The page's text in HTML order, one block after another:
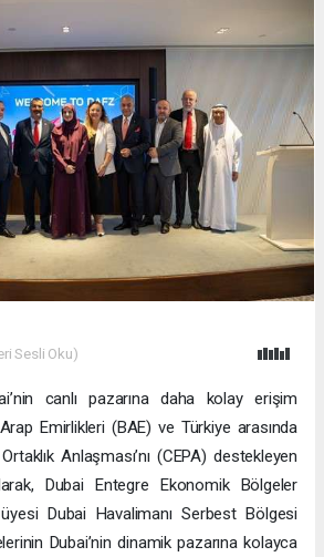
Sesli Oku)
canlı pazarına daha kolay erişim
Emirlikleri (BAE) ve Türkiye arasında
Anlaşması’nı (CEPA) destekleyen
Dubai Entegre Ekonomik Bölgeler
Dubai Havalimanı Serbest Bölgesi
Dubai’nin dinamik pazarına kolayca